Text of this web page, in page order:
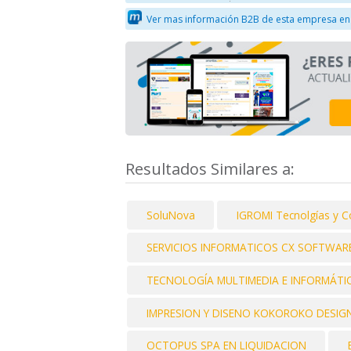
Ver mas información B2B de esta empresa
Resultados Similares a:
SoluNova IGROMI Tecnolgías y
SERVICIOS INFORMATICOS CX
TECNOLOGÍA MULTIMEDIA E
IMPRESION Y DISENO KOKOROKO
OCTOPUS SPA EN LIQUIDACION